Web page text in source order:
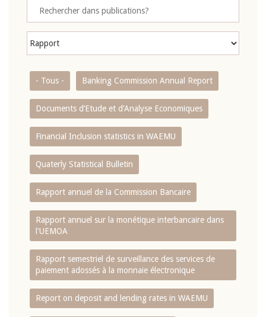
- Tous - Banking Commission Annual Report
Documents d’Etude et d’Analyse Economiques
Financial Inclusion statistics in WAEMU
Quaterly Statistical Bulletin
Rapport annuel de la Commission Bancaire
Rapport annuel sur la monétique interbancaire dans
l'UEMOA
Rapport semestriel de surveillance des services de
paiement adossés à la monnaie électronique
Report on deposit and lending rates in WAEMU